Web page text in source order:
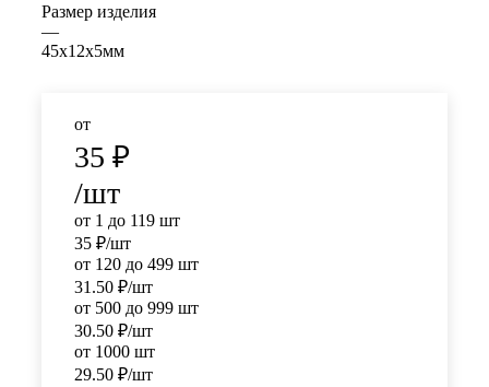
Размер изделия
—
45х12х5мм
от
35 ₽
/шт
от 1 до 119 шт
35 ₽/шт
от 120 до 499 шт
31.50 ₽/шт
от 500 до 999 шт
30.50 ₽/шт
от 1000 шт
29.50 ₽/шт